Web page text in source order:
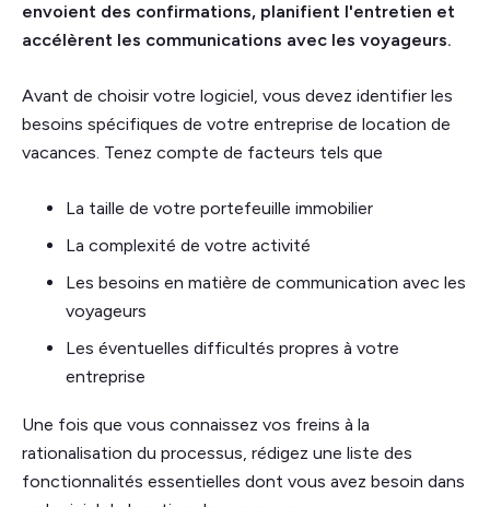
envoient des confirmations, planifient l'entretien et
accélèrent les communications avec les voyageurs.
Avant de choisir votre logiciel, vous devez identifier les
besoins spécifiques de votre entreprise de location de
vacances. Tenez compte de facteurs tels que
La taille de votre portefeuille immobilier
La complexité de votre activité
Les besoins en matière de communication avec les
voyageurs
Les éventuelles difficultés propres à votre
entreprise
Une fois que vous connaissez vos freins à la
rationalisation du processus, rédigez une liste des
fonctionnalités essentielles dont vous avez besoin dans